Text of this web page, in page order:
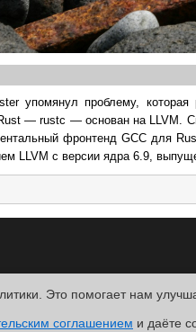
упомянул проблему,
— rustc — основан на LLVM.
фронтенд GCC для
LLVM с версии ядра 6.9,
Это помогает нам
соглашением и даёте